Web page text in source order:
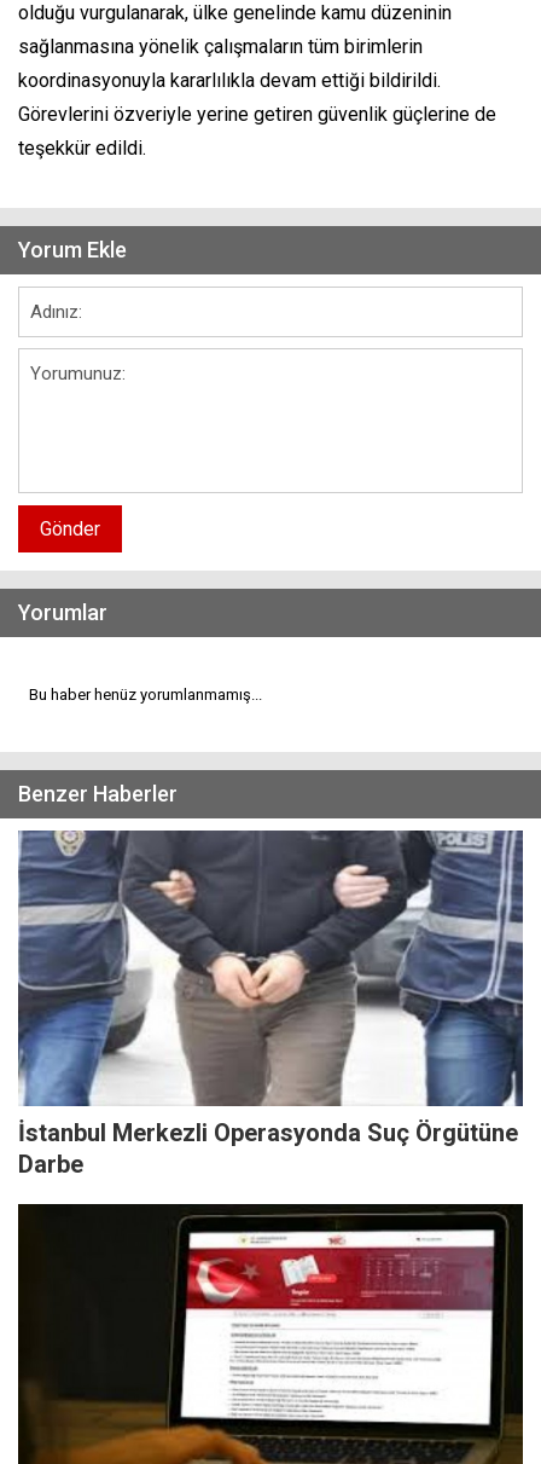
olduğu vurgulanarak, ülke genelinde kamu düzeninin
sağlanmasına yönelik çalışmaların tüm birimlerin
koordinasyonuyla kararlılıkla devam ettiği bildirildi.
Görevlerini özveriyle yerine getiren güvenlik güçlerine de
teşekkür edildi.
Yorum Ekle
Gönder
Yorumlar
Bu haber henüz yorumlanmamış...
Benzer Haberler
İstanbul Merkezli Operasyonda Suç Örgütüne
Darbe